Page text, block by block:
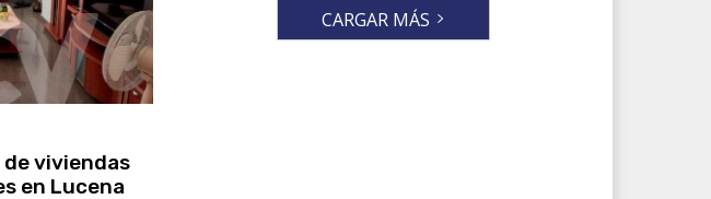
de viviendas
en Lucena
CARGAR MÁS